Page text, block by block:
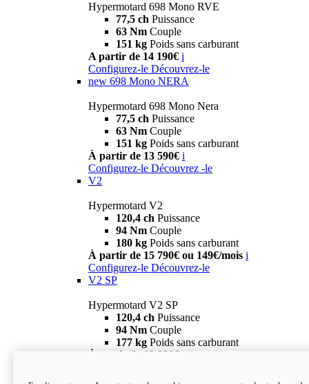
Hypermotard 698 Mono RVE
77,5 ch Puissance
63 Nm Couple
151 kg Poids sans carburant
A partir de 14 190€ i
Configurez-le Découvrez-le
new 698 Mono NERA
Hypermotard 698 Mono Nera
77,5 ch Puissance
63 Nm Couple
151 kg Poids sans carburant
À partir de 13 590€ i
Configurez-le Découvrez -le
V2
Hypermotard V2
120,4 ch Puissance
94 Nm Couple
180 kg Poids sans carburant
À partir de 15 790€ ou 149€/mois i
Configurez-le Découvrez-le
V2 SP
Hypermotard V2 SP
120,4 ch Puissance
94 Nm Couple
177 kg Poids sans carburant
À partir de 19 990€ i
new
V2 SP 100